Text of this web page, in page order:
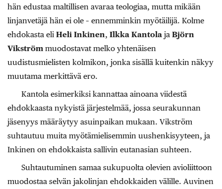
hän edustaa maltillisen avaraa teologiaa, mutta mikään
linjanvetäjä hän ei ole – ennemminkin myötäilijä. Kolme
ehdokasta eli Heli Inkinen, Ilkka Kantola ja Björn
Vikström muodostavat melko yhtenäisen
uudistusmielisten kolmikon, jonka sisällä kuitenkin näkyy
muutama merkittävä ero.
Kantola esimerkiksi kannattaa ainoana viidestä
ehdokkaasta nykyistä järjestelmää, jossa seurakunnan
jäsenyys määräytyy asuinpaikan mukaan. Vikström
suhtautuu muita myötämielisemmin uushenkisyyteen, ja
Inkinen on ehdokkaista sallivin eutanasian suhteen.
Suhtautuminen samaa sukupuolta olevien avioliittoon
muodostaa selvän jakolinjan ehdokkaiden välille. Auvinen